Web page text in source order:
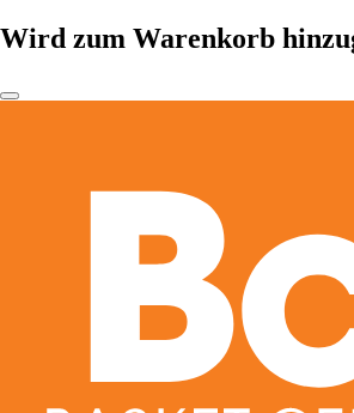
Wird zum Warenkorb